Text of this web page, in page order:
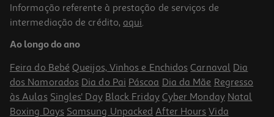
Patê Atum Bocadelia 180g
16.06 €/Kg
2,89 €
Informação referente à prestação de serviços de
intermediação de crédito, aqui.
Ao longo do ano
Feira do Bebé Queijos, Vinhos e Enchidos Carnaval Dia
dos Namorados Dia do Pai Páscoa Dia da Mãe Regresso
às Aulas Singles' Day Black Friday Cyber Monday Natal
Boxing Days Samsung Unpacked After Hours Vida